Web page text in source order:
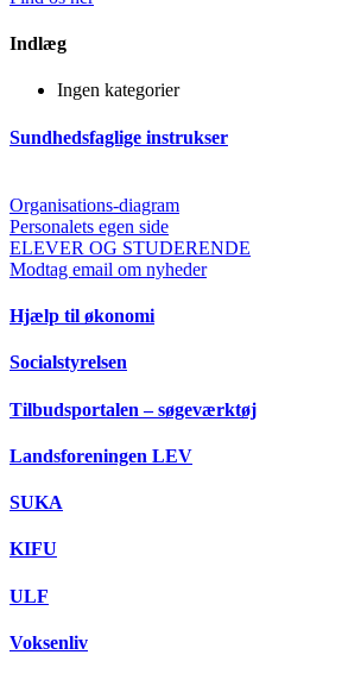
Indlæg
Ingen kategorier
Sundhedsfaglige instrukser
Organisations-diagram
Personalets egen side
ELEVER OG STUDERENDE
Modtag email om nyheder
Hjælp til økonomi
Socialstyrelsen
Tilbudsportalen – søgeværktøj
Landsforeningen LEV
SUKA
KIFU
ULF
Voksenliv